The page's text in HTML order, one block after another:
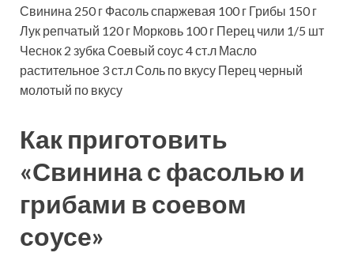
Свинина 250 г Фасоль спаржевая 100 г Грибы 150 г
Лук репчатый 120 г Морковь 100 г Перец чили 1/5 шт
Чеснок 2 зубка Соевый соус4ст.л Масло
растительное 3ст.лСоль по вкусу Перец черный
молотый по вкусу
Как приготовить
«Свинина с фасолью и
грибами в соевом
соусе»